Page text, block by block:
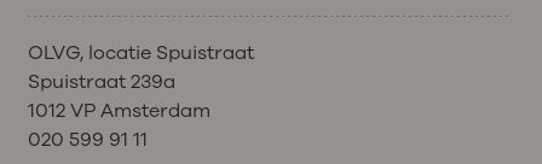
OLVG, locatie Spuistraat
Spuistraat 239a
1012 VP Amsterdam
020 599 91 11